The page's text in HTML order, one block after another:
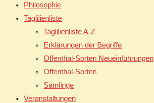
Philosophie
Taglilienliste
Taglilienliste A-Z
Erklärungen der Begriffe
Offenthal-Sorten Neueinführungen
Offenthal-Sorten
Sämlinge
Veranstaltungen